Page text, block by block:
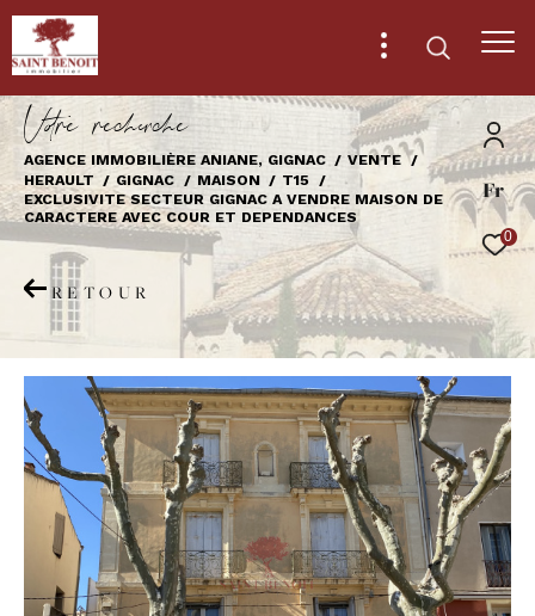
Fr
0
Vore recece
AGENCE IMMOBILIÈRE ANIANE, GIGNAC
VENTE
HERAULT
GIGNAC MAISON
T15
EXCLUSIVITE SECTEUR GIGNAC A VENDRE MAISON DE
CARACTERE AVEC COUR ET DEPENDANCES
RETOUR
Effectuer une recherche
et trouver le bien qui correspond à vos
critères
Type
Vente
Type
de
bien
Type de bien
Ville
Budget
Budget